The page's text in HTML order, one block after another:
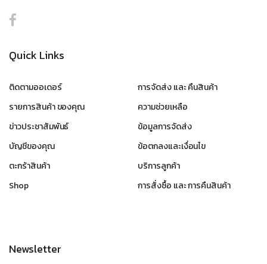
Quick Links
ติดตามออเดอร์
รายการสินค้า ของคุณ
ข่าวประชาสัมพันธ์
บัญชีของคุณ
ตะกร้าสินค้า
Shop
การจัดส่ง และ คืนสินค้า
ความช่วยเหลือ
ข้อมูลการจัดส่ง
ข้อตกลงและเงื่อนไข
บริการลูกค้า
การสั่งซื้อ และ การคืนสินค้า
Newsletter